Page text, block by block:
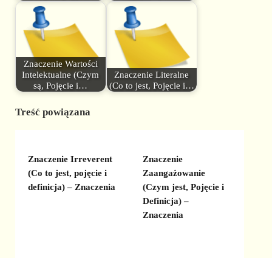
Znaczenie Wartości
Intelektualne (Czym
są, Pojęcie i…
Znaczenie Literalne
(Co to jest, Pojęcie i…
Treść powiązana
Znaczenie Irreverent
(Co to jest, pojęcie i
definicja) – Znaczenia
Znaczenie
Zaangażowanie
(Czym jest, Pojęcie i
Definicja) –
Znaczenia